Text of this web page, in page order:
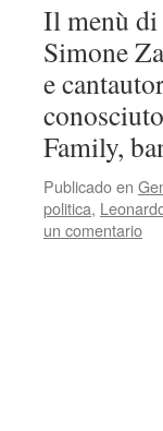
Il menù di
Simone
e
Family,
Publicado en
politica,
un comentario